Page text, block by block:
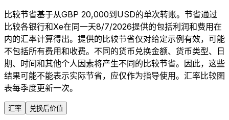
比较节省基于从GBP 20,000到USD的单次转账。节省通过
比较各银行和Xe在同一天8/7/2026提供的包括利润和费用在
内的汇率计算得出。提供的比较节省仅对给定示例有效，可能
不包括所有费用和收费。不同的货币兑换金额、货币类型、日
期、时间和其他个人因素将产生不同的比较节省。因此，这些
结果可能不能表示实际节省，应仅作为指导使用。汇率比较图
表每季度更新一次。
汇率 兑换后价值